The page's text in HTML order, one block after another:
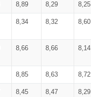
8,89 8,29 8,25
8,34 8,32 8,60
8,66 8,66 8,14
8,85 8,63 8,72
8,45 8,47 8,29